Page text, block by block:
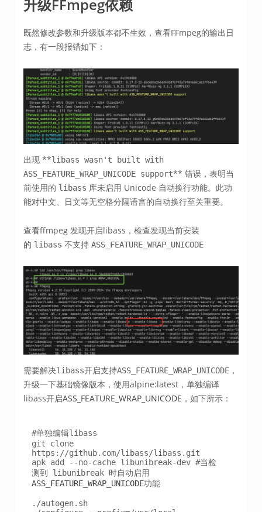
升级FFmpeg依赖
既然修改参数和升级版本都不生效，查看FFmpeg的输出日
志，有一段报错如下：
出现 ​**libass wasn't built with
ASS_FEATURE_WRAP_UNICODE support**​ 错误，表明当
前使用的 libass 库未启用 Unicode 自动换行功能。此功
能对中文、日文等无空格分隔语言的自动换行至关重要。
查看ffmpeg 发现开启libass，检查发现当前安装
的 libass 不支持 ASS_FEATURE_WRAP_UNICODE
需要解决libass开启支持ASS_FEATURE_WRAP_UNICODE ，
升级一下基础镜像版本，使用alpine:latest，单独编译
libass开启ASS_FEATURE_WRAP_UNICODE ，如下所示：
#单独编辑libass
git clone
https://github.com/libass/libass.git
apk add --no-cache libunibreak-dev #当检
测到 libunibreak 时自动启用
ASS_FEATURE_WRAP_UNICODE功能
./autogen.sh